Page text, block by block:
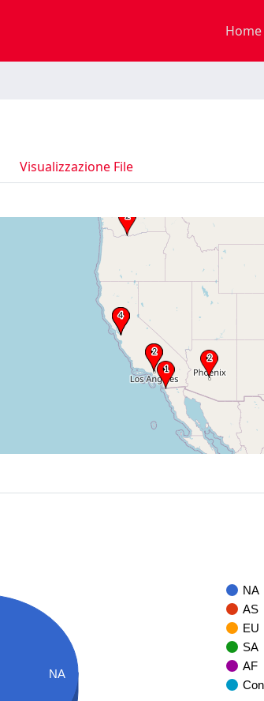
Home
Visualizzazione File
NA
AS
EU
SA
AF
NA